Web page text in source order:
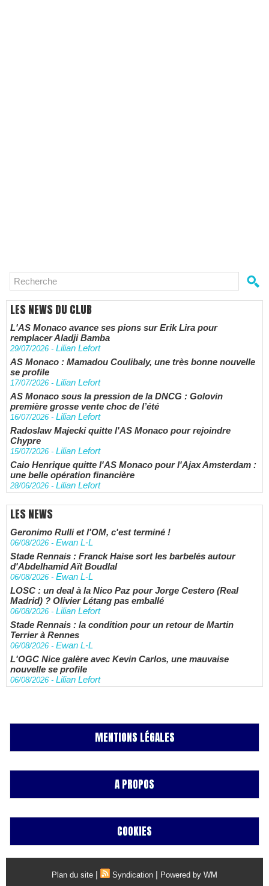
LES NEWS DU CLUB
L'AS Monaco avance ses pions sur Erik Lira pour
remplacer Aladji Bamba
29/07/2026 - Lilian Lefort
AS Monaco : Mamadou Coulibaly, une très bonne nouvelle
se profile
17/07/2026 - Lilian Lefort
AS Monaco sous la pression de la DNCG : Golovin
première grosse vente choc de l’été
16/07/2026 - Lilian Lefort
Radoslaw Majecki quitte l'AS Monaco pour rejoindre
Chypre
15/07/2026 - Lilian Lefort
Caio Henrique quitte l'AS Monaco pour l'Ajax Amsterdam :
une belle opération financière
28/06/2026 - Lilian Lefort
LES NEWS
Geronimo Rulli et l'OM, c'est terminé !
06/08/2026 - Ewan L-L
Stade Rennais : Franck Haise sort les barbelés autour
d'Abdelhamid Aït Boudlal
06/08/2026 - Ewan L-L
LOSC : un deal à la Nico Paz pour Jorge Cestero (Real
Madrid) ? Olivier Létang pas emballé
06/08/2026 - Lilian Lefort
Stade Rennais : la condition pour un retour de Martin
Terrier à Rennes
06/08/2026 - Ewan L-L
L'OGC Nice galère avec Kevin Carlos, une mauvaise
nouvelle se profile
06/08/2026 - Lilian Lefort
MENTIONS LÉGALES
A PROPOS
COOKIES
Plan du site | Syndication | Powered by WM